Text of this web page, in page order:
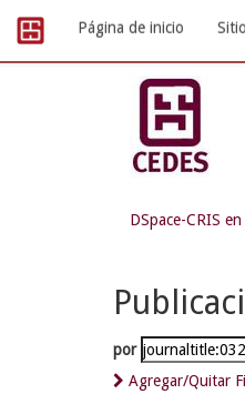
navigation
Página de inicio
DSpace-CRIS en
por
Agregar/Quitar